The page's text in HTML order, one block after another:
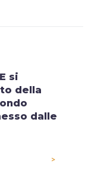
si
della
dalle
>